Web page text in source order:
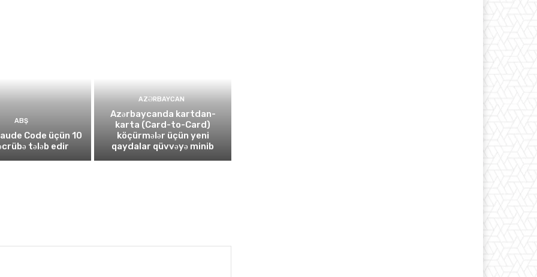
ABŞ
Code üçün 10
tələb edir
AZƏRBAYCAN
Azərbaycanda kartdan-
karta (Card-to-Card)
köçürmələr üçün yeni
qaydalar qüvvəyə minib